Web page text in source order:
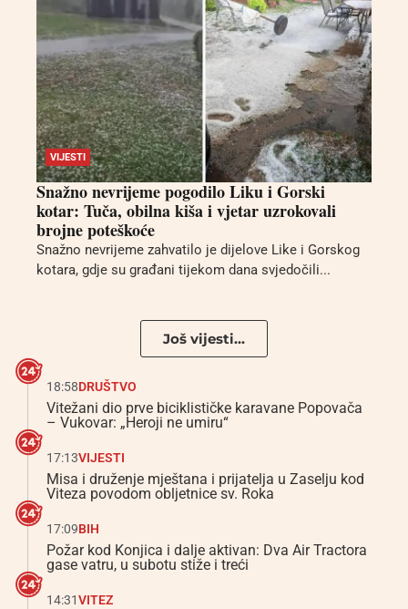
VIJESTI
Snažno nevrijeme pogodilo Liku i Gorski
kotar: Tuča, obilna kiša i vjetar uzrokovali
brojne poteškoće
Snažno nevrijeme zahvatilo je dijelove Like i Gorskog
kotara, gdje su građani tijekom dana svjedočili...
Još vijesti...
18:58DRUŠTVO
Vitežani dio prve biciklističke karavane Popovača
– Vukovar: „Heroji ne umiru“
17:13VIJESTI
Misa i druženje mještana i prijatelja u Zaselju kod
Viteza povodom obljetnice sv. Roka
17:09BIH
Požar kod Konjica i dalje aktivan: Dva Air Tractora
gase vatru, u subotu stiže i treći
14:31VITEZ